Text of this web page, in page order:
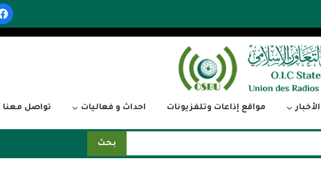
الأخبار مواقع إذاعات وتلفزيونات احداث و فعاليات تواصل معنا
بحث